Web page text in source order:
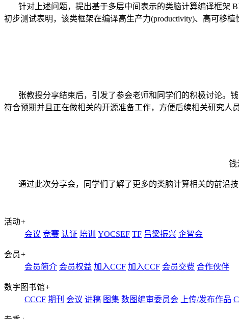
针对上述问题，提出基于多层中间表示的类脑计算编译框架
初步测试表明，该类框架在编译高生产力(productivity)、高可移植
张教授分享结束后，引发了参会老师和同学们的积极讨论。
符合预期并且正在做相关的开源准备工作，方便后续相关研究人
钱
通过此次分享会，同学们了解了更多的类脑计算相关的前沿
活动+
会议 竞赛 认证 培训 YOCSEF TF 吕梁振兴 企智会
会员+
会员简介 会员权益 加入CCF 加入CCF 会员交费 合作伙伴
数字图书馆+
CCCF 期刊 会议 讲稿 图集 数图编审委员会 上传/发布作品